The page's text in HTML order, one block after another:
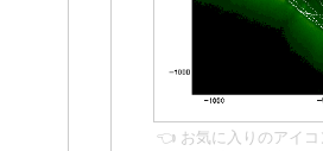
👈 お気に入りのアイコ